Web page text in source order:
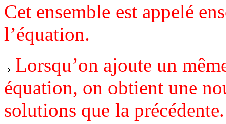
Cet ensemble est appelé
l’équation.
Lorsqu’on ajoute un
équation, on obtient une
solutions que la précédente.